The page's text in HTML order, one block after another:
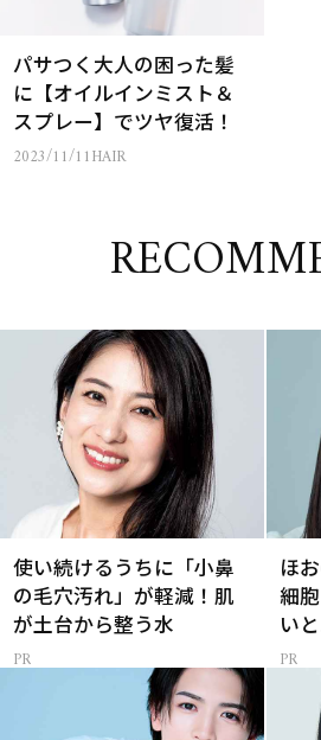
パサつく大人の困った髪
に【オイルインミスト＆
スプレー】でツヤ復活！
2023/11/11HAIR
使い続けるうちに「小鼻
の毛穴汚れ」が軽減！肌
が土台から整う水
ほ
細
い